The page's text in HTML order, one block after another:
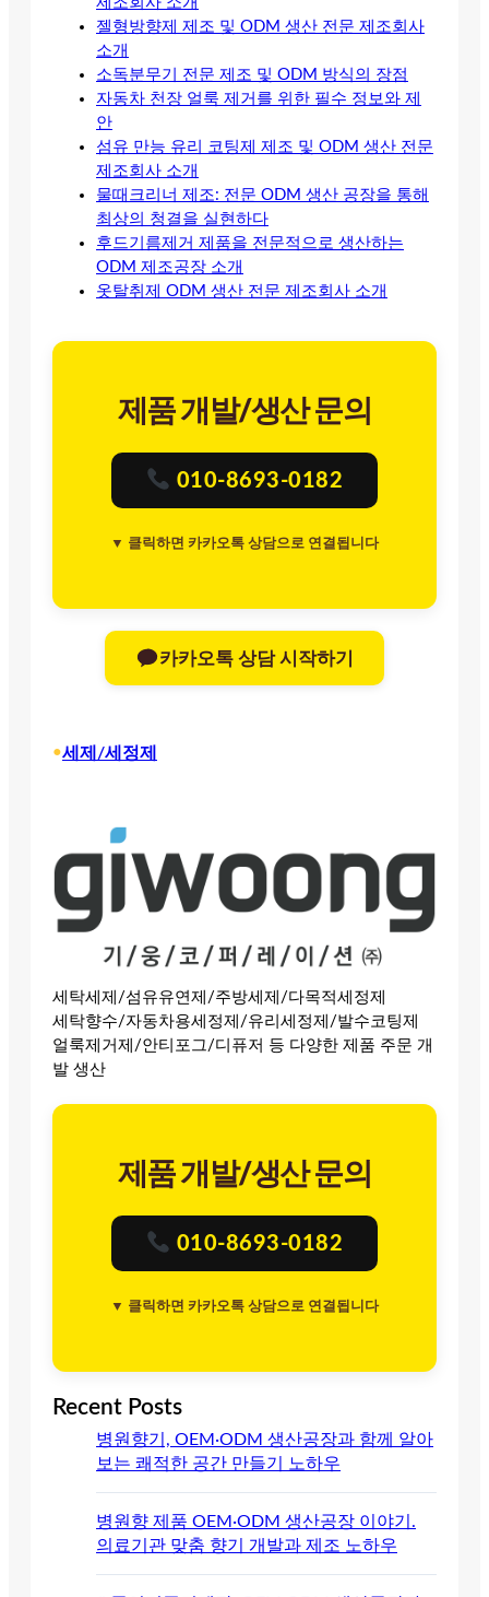
젤형방향제 제조 및 ODM 생산 전문 제조회사
소개
소독분무기 전문 제조 및 ODM 방식의 장점
자동차 천장 얼룩 제거를 위한 필수 정보와 제
안
섬유 만능 유리 코팅제 제조 및 ODM 생산 전문
제조회사 소개
물때크리너 제조: 전문 ODM 생산 공장을 통해
최상의 청결을 실현하다
후드기름제거 제품을 전문적으로 생산하는
ODM 제조공장 소개
옷탈취제 ODM 생산 전문 제조회사 소개
제품 개발/생산 문의
010-8693-0182
▼ 클릭하면 카카오톡 상담으로 연결됩니다
카카오톡 상담 시작하기
•세제/세정제
세탁세제/섬유유연제/주방세제/다목적세정제
세탁향수/자동차용세정제/유리세정제/발수코팅제
얼룩제거제/안티포그/디퓨저 등 다양한 제품 주문 개
발 생산
제품 개발/생산 문의
010-8693-0182
▼ 클릭하면 카카오톡 상담으로 연결됩니다
Recent Posts
병원향기, OEM·ODM 생산공장과 함께 알아
보는 쾌적한 공간 만들기 노하우
병원향 제품 OEM·ODM 생산공장 이야기.
의료기관 맞춤 향기 개발과 제조 노하우